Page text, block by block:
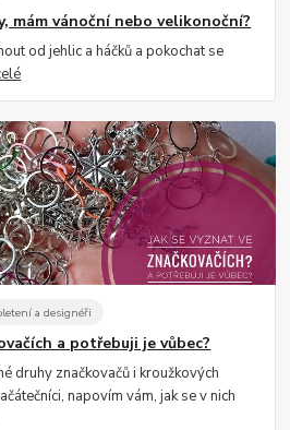
mám vánoční nebo velikonoční?
od jehlic a háčků a pokochat se
a designéři
a potřebuji je vůbec?
druhy značkovačů i kroužkových
napovím vám, jak se v nich